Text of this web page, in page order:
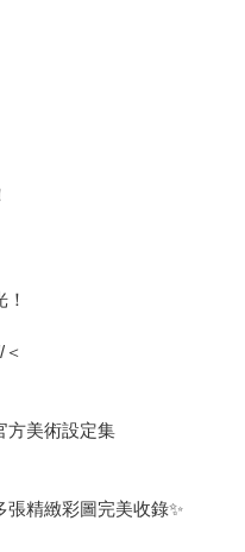
方美術設定集
精緻彩圖完美收錄✨